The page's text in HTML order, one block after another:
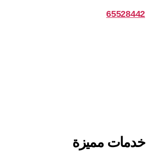
65528442
خدمات مميزة